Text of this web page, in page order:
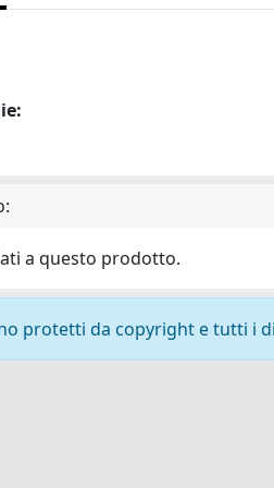
a questo prodotto.
protetti da copyright e tutti i